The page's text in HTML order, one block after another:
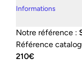
Informations
Notre référence :
Référence
210€